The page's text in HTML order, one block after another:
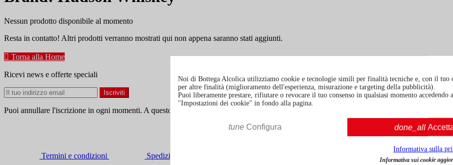
Nessun prodotto disponibile al momento
Resta in contatto! Altri prodotti verranno mostrati qui non appena saranno stati aggiunti.
 Torna alla Home
Ricevi news e offerte speciali
Puoi annullare l'iscrizione in ogni momenti. A questo scopo, cerca le info di contatto nelle note legali.
Termini e condizioni Spedizione e consegna
Noi di Bottega Alcolica utilizziamo cookie e tecnologie simili per finalità tecniche e, con il tuo
per altre finalità (miglioramento dell'esperienza, misurazione e targeting della pubblicità).
Puoi liberamente prestare, rifiutare o revocare il tuo consenso in qualsiasi momento accedendo
"Impostazioni dei cookie" in fondo alla pagina.
tune Configura done_all
Informativa sulla
Informativa sui cookie